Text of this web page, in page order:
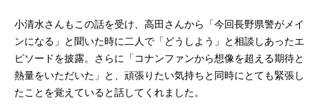
小清水さんもこの話を受け、高田さんから「今回長野県警がメイ
ンになる」と聞いた時に二人で「どうしよう」と相談しあったエ
ピソードを披露。さらに「コナンファンから想像を超える期待と
熱量をいただいた」と、頑張りたい気持ちと同時にとても緊張し
たことを覚えていると話してくれました。